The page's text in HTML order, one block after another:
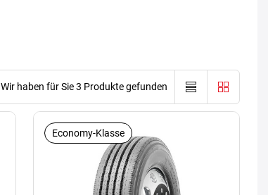
Wir haben für Sie 3 Produkte gefunden
Economy-Klasse